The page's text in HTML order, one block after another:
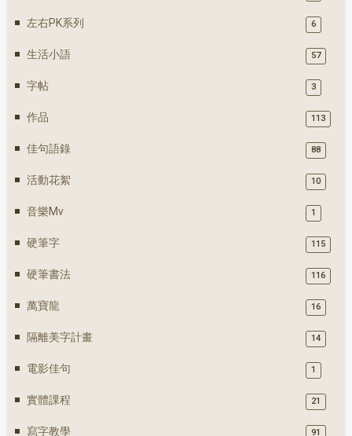
左右PK系列 6
生活小語 57
字帖 3
作品 113
佳句語錄 88
活動花絮 10
音樂mv 1
硬筆字 115
硬筆書法 116
萬寶龍 16
隔離美字計畫 14
電影佳句 1
實體課程 21
寫字教學 91